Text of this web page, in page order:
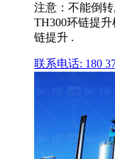
注意：不能倒
TH300环链提
链提升 .
联系电话: 180